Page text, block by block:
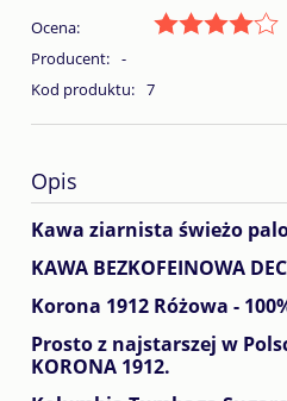
Ocena:
Producent: -
Kod produktu: 7
Opis
Kawa ziarnista świeżo
KAWA BEZKOFEINOWA
Korona 1912 Różowa -
Prosto z najstarszej w
KORONA 1912.